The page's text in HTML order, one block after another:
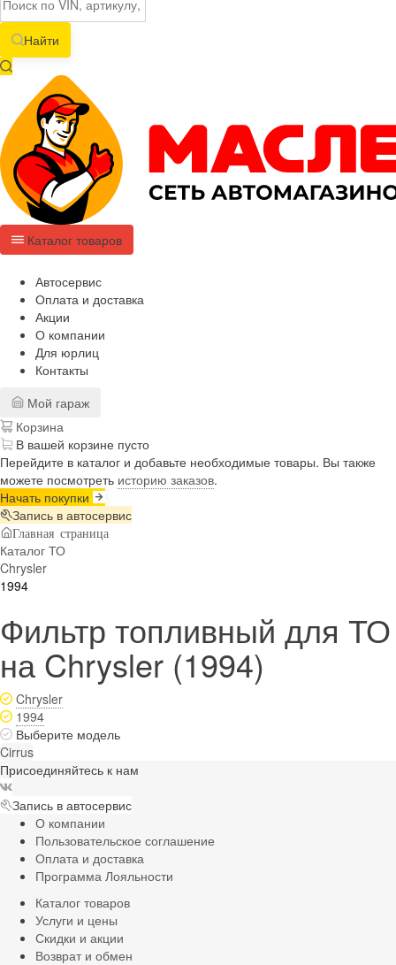
Найти
Каталог товаров
Автосервис
Оплата и доставка
Акции
О компании
Для юрлиц
Контакты
Мой гараж
Корзина
В вашей корзине пусто
Перейдите в каталог и добавьте необходимые товары. Вы также
можете посмотреть историю заказов.
Начать покупки
Запись в автосервис
Главная страница
Каталог ТО
Chrysler
1994
Фильтр топливный для ТО
на Chrysler (1994)
Chrysler
1994
Выберите модель
Cirrus
Присоединяйтесь к нам
Запись в автосервис
О компании
Пользовательское соглашение
Оплата и доставка
Программа Лояльности
Каталог товаров
Услуги и цены
Скидки и акции
Возврат и обмен